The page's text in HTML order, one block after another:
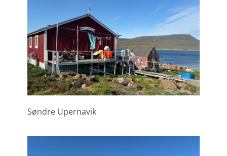
Søndre Upernavik